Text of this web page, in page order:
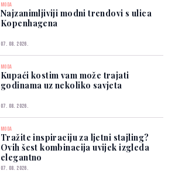
MODA
Najzanimljiviji modni trendovi s ulica
Kopenhagena
07. 08. 2026.
MODA
Kupaći kostim vam može trajati
godinama uz nekoliko savjeta
07. 08. 2026.
MODA
Tražite inspiraciju za ljetni stajling?
Ovih šest kombinacija uvijek izgleda
elegantno
07. 08. 2026.